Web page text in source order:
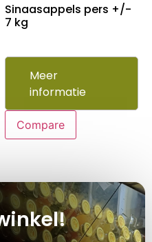
Sinaasappels pers +/-
7 kg
Meer
informatie
Compare